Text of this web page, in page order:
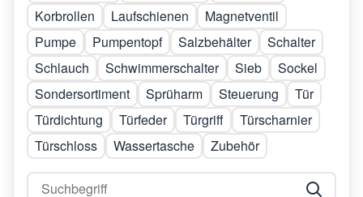
Korbrollen
Laufschienen
Magnetventil
Pumpe
Pumpentopf Salzbehälter
Schalter
Schlauch
Schwimmerschalter Sieb
Sockel
Sondersortiment
Sprüharm Steuerung
Tür
Türdichtung
Türfeder Türgriff
Türscharnier
Türschloss
Wassertasche Zubehör